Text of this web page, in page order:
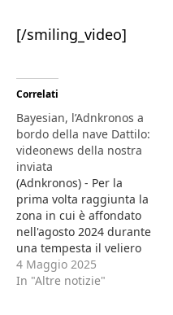
[/smiling_video]
Correlati
Bayesian, l’Adnkronos a
bordo della nave Dattilo:
videonews della nostra
inviata
(Adnkronos) - Per la
prima volta raggiunta la
zona in cui è affondato
nell'agosto 2024 durante
una tempesta il veliero
Bayesian, davanti a
Porticello (Palermo). La
4 Maggio 2025
In "Altre notizie"